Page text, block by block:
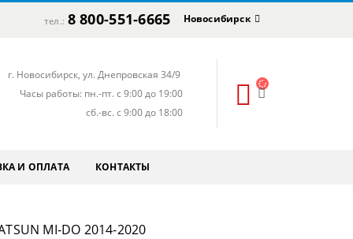
тел.: 8 800-551-6665 Новосибирск
г. Новосибирск, ул. Днепровская 34/9
Часы работы: пн.-пт. с 9:00 до 19:00
сб.-вс. с 9:00 до 18:00
И ОПЛАТА КОНТАКТЫ
MI-DO 2014-2020